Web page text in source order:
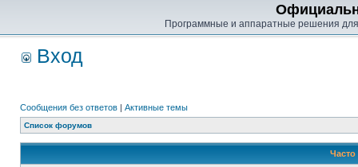
Программные и аппаратные решения
Вход
Сообщения без ответов | Активные темы
Список форумов